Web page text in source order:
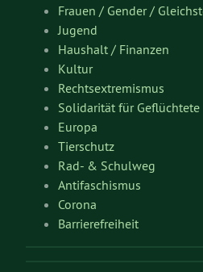
Frauen / Gender /
Jugend
Haushalt / Finanzen
Kultur
Rechtsextremismus
Solidarität für Geflüchtete
Europa
Tierschutz
Rad- & Schulweg
Antifaschismus
Corona
Barrierefreiheit